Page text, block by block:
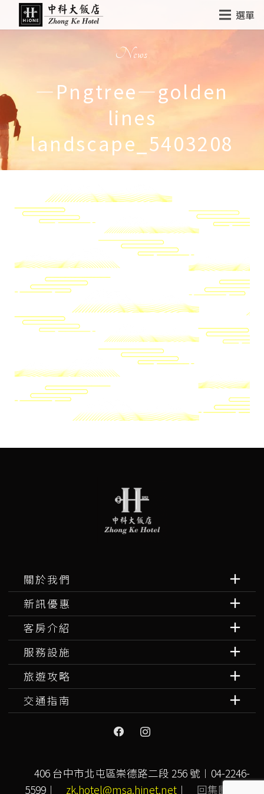
選單
News
—Pngtree—golden
lines
landscape_5403208
關於我們
新訊優惠
客房介紹
服務設施
旅遊攻略
交通指南
406 台中市北屯區崇德路二段 256 號︱04-2246-
5599︱
zk.hotel@msa.hinet.net ︱ 回集團首頁